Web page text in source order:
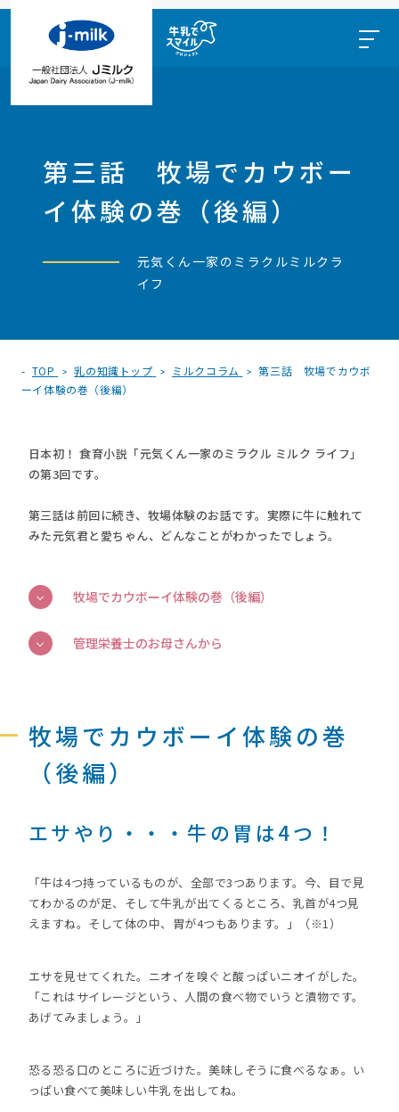
第三話 牧場でカウボー
イ体験の巻（後編）
元気くん一家のミラクルミルクラ
イフ
TOP 乳の知識トップ ミルクコラム
第三話 牧場でカウボ
ーイ体験の巻（後編）
日本初！ 食育小説「元気くん一家のミラクル ミルク ライフ」
の第3回です。
第三話は前回に続き、牧場体験のお話です。実際に牛に触れて
みた元気君と愛ちゃん、どんなことがわかったでしょう。
牧場でカウボーイ体験の巻（後編）
管理栄養士のお母さんから
牧場でカウボーイ体験の巻
（後編）
エサやり・・・牛の胃は4つ！
「牛は4つ持っているものが、全部で3つあります。今、目で見
てわかるのが足、そして牛乳が出てくるところ、乳首が4つ見
えますね。そして体の中、胃が4つもあります。」（※1）
エサを見せてくれた。ニオイを嗅ぐと酸っぱいニオイがした。
「これはサイレージという、人間の食べ物でいうと漬物です。
あげてみましょう。」
恐る恐る口のところに近づけた。美味しそうに食べるなぁ。い
っぱい食べて美味しい牛乳を出してね。